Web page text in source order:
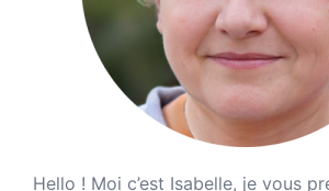
Hello ! Moi c’est Isabelle, je vous